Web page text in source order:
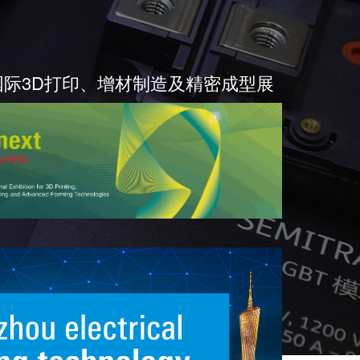
3D打印、增材制造及精密成型展